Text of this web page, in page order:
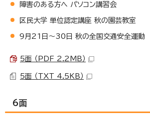
障害のある方へ パソコン講習会
区民大学 単位認定講座 秋の園芸教室
9月21日～30日 秋の全国交通安全運動
5面 （PDF 2.2MB）
5面 （TXT 4.5KB）
6面